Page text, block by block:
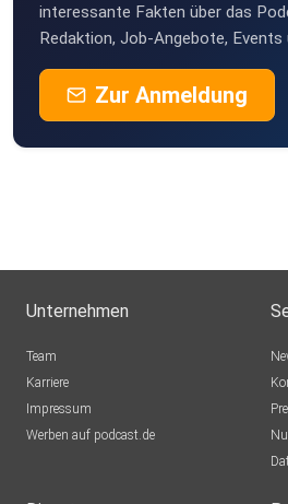
interessante Fakten über das
Redaktion, Job-Angebote, Events
Zur Anmeldung
Unternehmen
Team
Karriere
Impressum
Werben auf podcast.de